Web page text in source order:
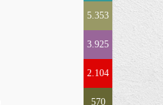
5.353
3.925
2.104
570